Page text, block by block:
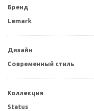
Бренд
Lemark
Дизайн
Современный стиль
Коллекция
Status